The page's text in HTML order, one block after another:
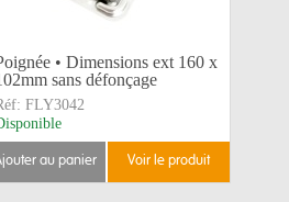
• Dimensions ext 160 x
sans défonçage
FLY3042
ajouter au panier voir le produit